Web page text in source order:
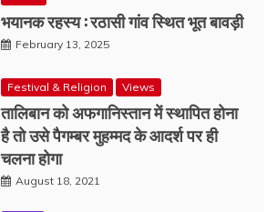
भयानक रहस्य : रठासी गांव स्थित भूत बावड़ी
February 13, 2025
Festival & Religion Views
तालिबान को अफगानिस्तान में स्थापित होना
है तो उसे पैगम्बर मुहम्मद के आदर्श पर ही
चलना होगा
August 18, 2021